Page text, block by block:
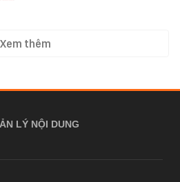
Xem thêm
LÝ NỘI DUNG